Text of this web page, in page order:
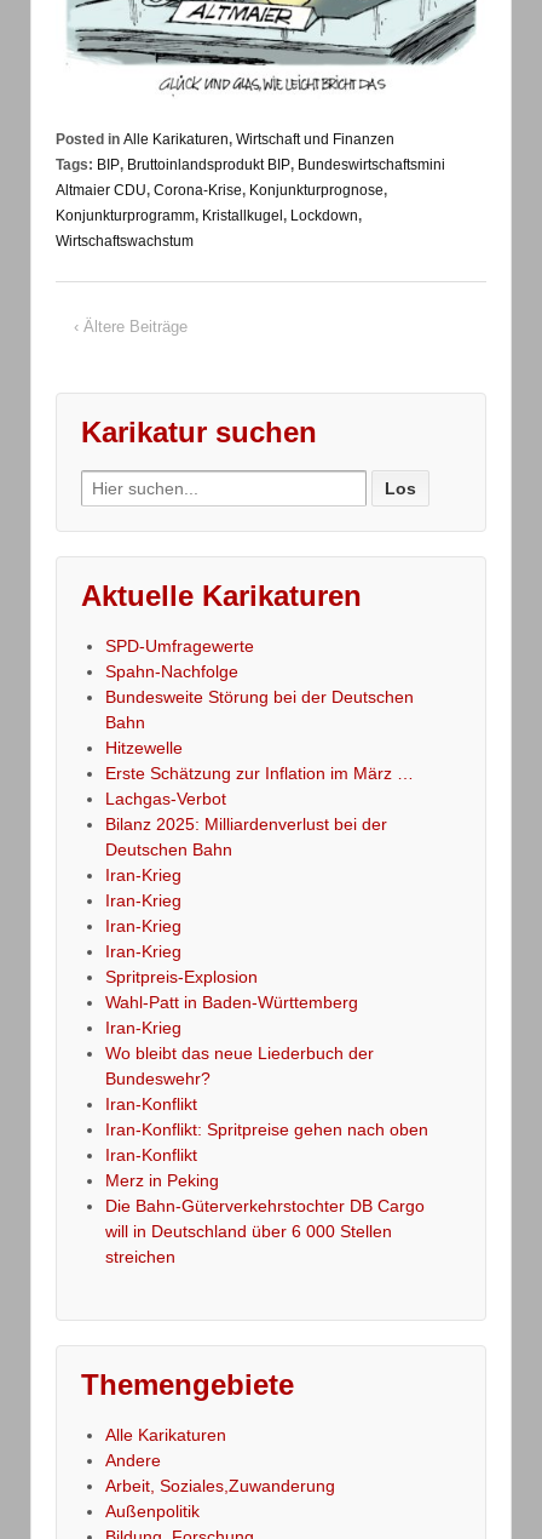
Posted in Alle Karikaturen, Wirtschaft und Finanzen
Tags: BIP, Bruttoinlandsprodukt BIP, Bundeswirtschaftsmini
Altmaier CDU, Corona-Krise, Konjunkturprognose,
Konjunkturprogramm, Kristallkugel, Lockdown,
Wirtschaftswachstum
‹ Ältere Beiträge
Karikatur suchen
Search
for:
Aktuelle Karikaturen
SPD-Umfragewerte
Spahn-Nachfolge
Bundesweite Störung bei der Deutschen
Bahn
Hitzewelle
Erste Schätzung zur Inflation im März …
Lachgas-Verbot
Bilanz 2025: Milliardenverlust bei der
Deutschen Bahn
Iran-Krieg
Iran-Krieg
Iran-Krieg
Iran-Krieg
Spritpreis-Explosion
Wahl-Patt in Baden-Württemberg
Iran-Krieg
Wo bleibt das neue Liederbuch der
Bundeswehr?
Iran-Konflikt
Iran-Konflikt: Spritpreise gehen nach oben
Iran-Konflikt
Merz in Peking
Die Bahn-Güterverkehrstochter DB Cargo
will in Deutschland über 6 000 Stellen
streichen
Themengebiete
Alle Karikaturen
Andere
Arbeit, Soziales,Zuwanderung
Außenpolitik